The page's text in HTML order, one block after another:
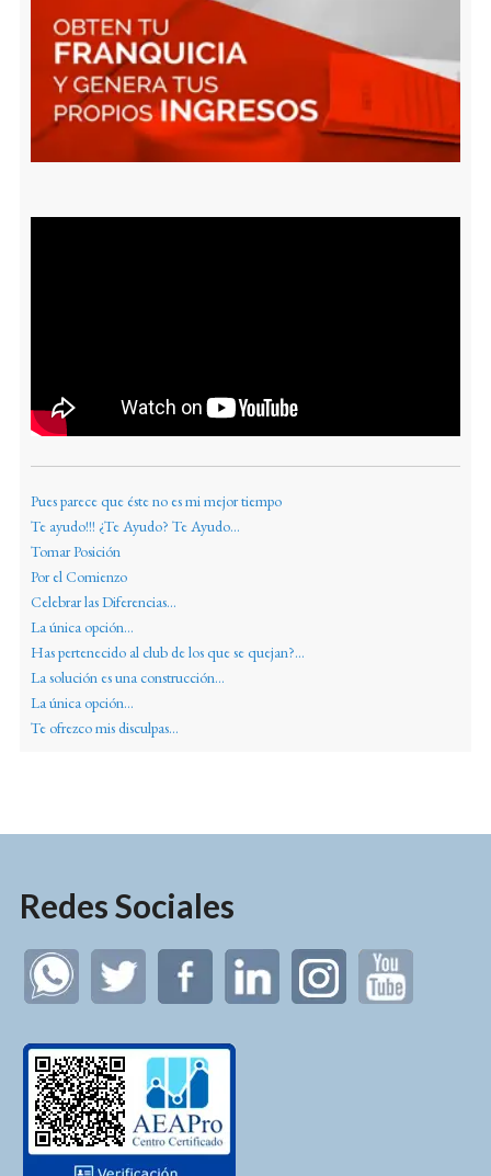
Pues parece que éste no es mi mejor tiempo
Te ayudo!!! ¿Te Ayudo? Te Ayudo...
Tomar Posición
Por el Comienzo
Celebrar las Diferencias...
La única opción...
Has pertenecido al club de los que se quejan?...
La solución es una construcción...
La única opción...
Te ofrezco mis disculpas...
Redes Sociales